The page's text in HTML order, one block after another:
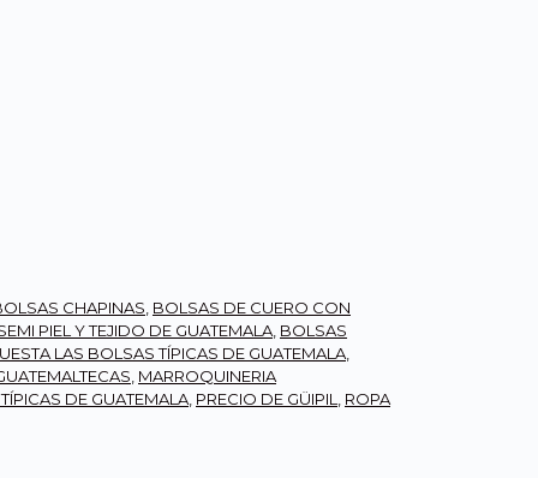
CHAPINAS BOLSAS DE CUERO CON
PIEL Y TEJIDO DE GUATEMALA BOLSAS
LAS BOLSAS TÍPICAS DE GUATEMALA
MARROQUINERIA
DE GUATEMALA PRECIO DE GÜIPIL
ROPA